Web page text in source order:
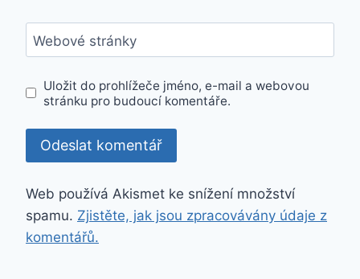
Webové stránky
Uložit do prohlížeče jméno, e-mail a webovou
stránku pro budoucí komentáře.
Web používá Akismet ke snížení množství
spamu. Zjistěte, jak jsou zpracovávány údaje z
komentářů.